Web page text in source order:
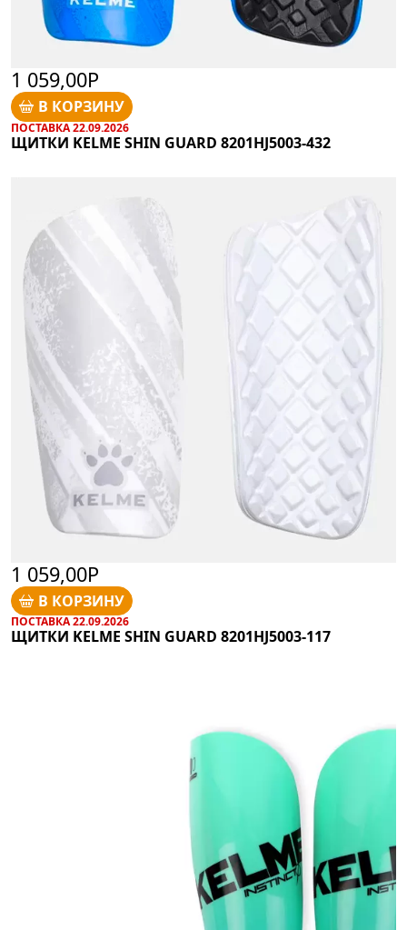
1 059,00Р
В КОРЗИНУ
ПОСТАВКА 22.09.2026
ЩИТКИ KELME SHIN GUARD 8201HJ5003-432
1 059,00Р
В КОРЗИНУ
ПОСТАВКА 22.09.2026
ЩИТКИ KELME SHIN GUARD 8201HJ5003-117